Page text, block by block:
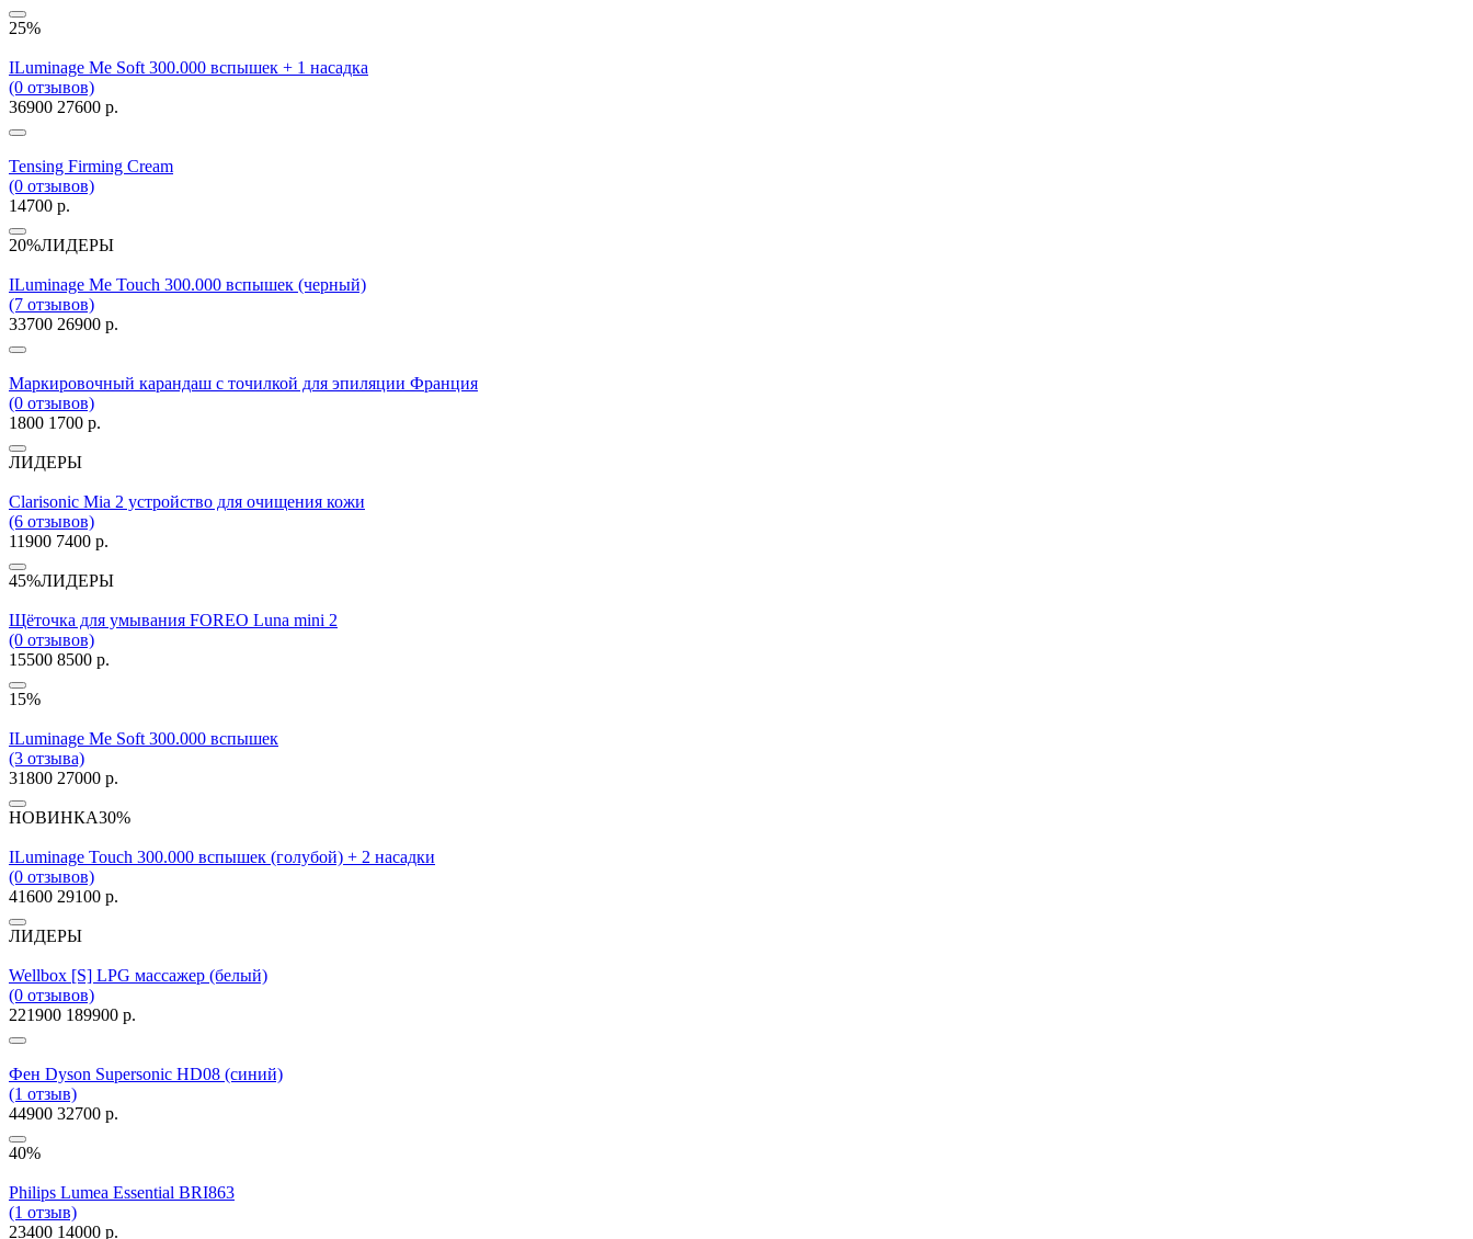
25%
ILuminage Me Soft 300.000 вспышек + 1 насадка
(0 отзывов)
36900 27600 р.
Tensing Firming Cream
(0 отзывов)
14700 р.
20%ЛИДЕРЫ
ILuminage Me Touch 300.000 вспышек (черный)
(7 отзывов)
33700 26900 р.
Маркировочный карандаш с точилкой для эпиляции Франция
(0 отзывов)
1800 1700 р.
ЛИДЕРЫ
Clarisonic Mia 2 устройство для очищения кожи
(6 отзывов)
11900 7400 р.
45%ЛИДЕРЫ
Щёточка для умывания FOREO Luna mini 2
(0 отзывов)
15500 8500 р.
15%
ILuminage Me Soft 300.000 вспышек
(3 отзыва)
31800 27000 р.
НОВИНКА30%
ILuminage Touch 300.000 вспышек (голубой) + 2 насадки
(0 отзывов)
41600 29100 р.
ЛИДЕРЫ
Wellbox [S] LPG массажер (белый)
(0 отзывов)
221900 189900 р.
Фен Dyson Supersonic HD08 (синий)
(1 отзыв)
44900 32700 р.
40%
Philips Lumea Essential BRI863
(1 отзыв)
23400 14000 р.